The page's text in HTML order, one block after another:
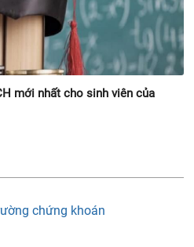
mới nhất cho sinh viên của
chứng khoán